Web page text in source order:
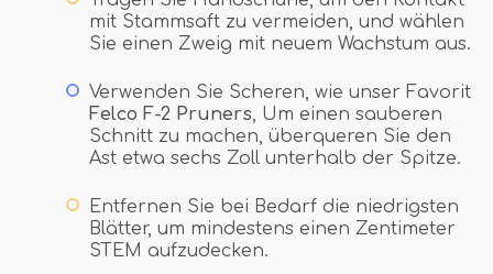
mit Stammsaft zu vermeiden, und wählen
Sie einen Zweig mit neuem Wachstum aus.
Verwenden Sie Scheren, wie unser Favorit
Felco F-2 Pruners, Um einen sauberen
Schnitt zu machen, überqueren Sie den
Ast etwa sechs Zoll unterhalb der Spitze.
Entfernen Sie bei Bedarf die niedrigsten
Blätter, um mindestens einen Zentimeter
STEM aufzudecken.